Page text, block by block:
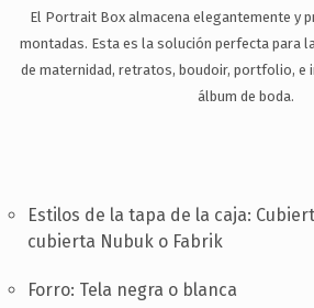
BLOG
El Portrait Box almacena elegantemente y
montadas. Esta es la solución perfecta para
de maternidad, retratos, boudoir, portfolio, e
álbum de boda.
Estilos de la tapa de la caja:
cubierta Nubuk o Fabrik
Forro: Tela negra o blanca